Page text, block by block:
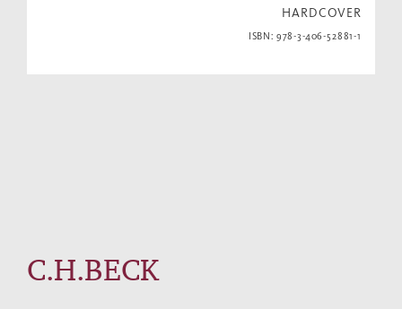
HARDCOVER
ISBN: 978-3-406-52881-1
C.H.BECK